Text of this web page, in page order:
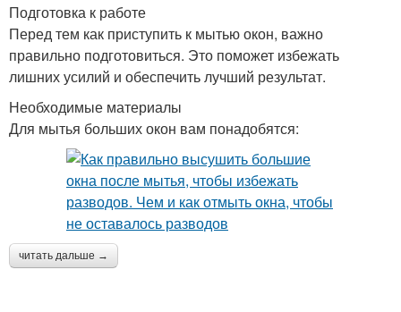
Подготовка к работе
Перед тем как приступить к мытью окон, важно
правильно подготовиться. Это поможет избежать
лишних усилий и обеспечить лучший результат.
Необходимые материалы
Для мытья больших окон вам понадобятся:
читать дальше →